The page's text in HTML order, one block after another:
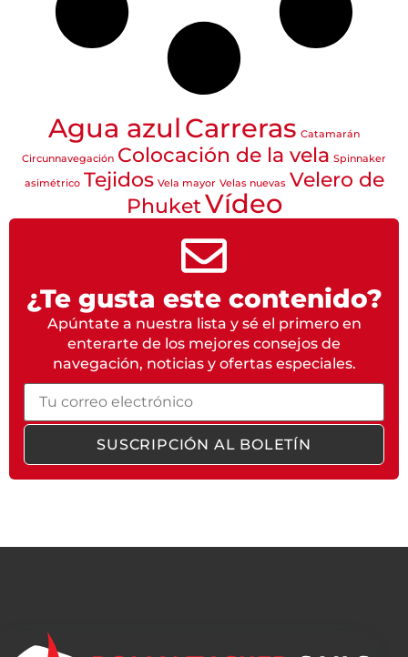
Agua azul Carreras Catamarán
Circunnavegación Colocación de la vela Spinnaker
asimétrico Tejidos Vela mayor Velas nuevas Velero de
PhuketVídeo
¿Te gusta este contenido?
Apúntate a nuestra lista y sé el primero en
enterarte de los mejores consejos de
navegación, noticias y ofertas especiales.
Correo
electrónico
SUSCRIPCIÓN AL BOLETÍN